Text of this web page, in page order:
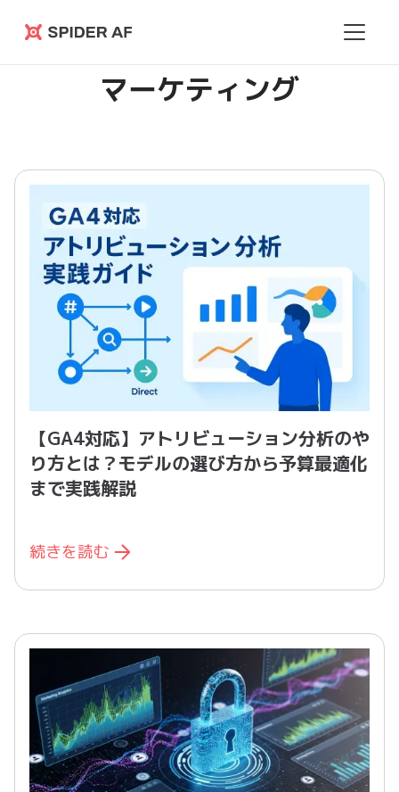
Spider
マーケティング
【GA4対応】アトリビューション分析のや
り方とは？モデルの選び方から予算最適化
まで実践解説
続きを読む